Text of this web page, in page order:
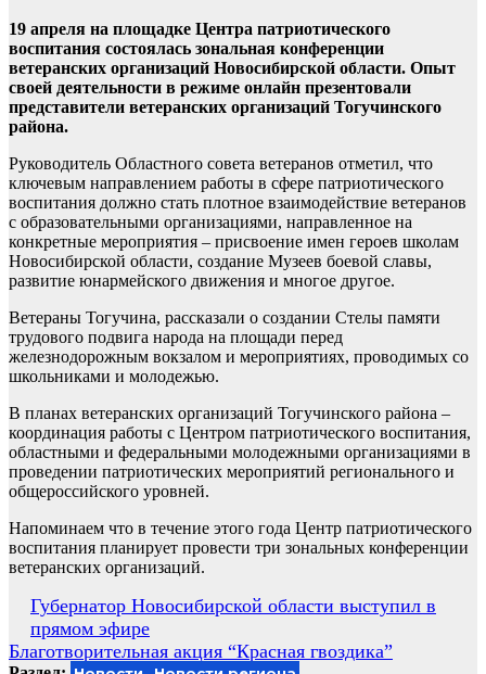
19 апреля на площадке Центра патриотического
воспитания состоялась зональная конференции
ветеранских организаций Новосибирской области. Опыт
своей деятельности в режиме онлайн презентовали
представители ветеранских организаций Тогучинского
района.
Руководитель Областного совета ветеранов отметил, что
ключевым направлением работы в сфере патриотического
воспитания должно стать плотное взаимодействие ветеранов
с образовательными организациями, направленное на
конкретные мероприятия – присвоение имен героев школам
Новосибирской области, создание Музеев боевой славы,
развитие юнармейского движения и многое другое.
Ветераны Тогучина, рассказали о создании Стелы памяти
трудового подвига народа на площади перед
железнодорожным вокзалом и мероприятиях, проводимых со
школьниками и молодежью.
В планах ветеранских организаций Тогучинского района –
координация работы с Центром патриотического воспитания,
областными и федеральными молодежными организациями в
проведении патриотических мероприятий регионального и
общероссийского уровней.
Напоминаем что в течение этого года Центр патриотического
воспитания планирует провести три зональных конференции
ветеранских организаций.
Навигация
по
записям
Губернатор Новосибирской области выступил в
прямом эфире
Благотворительная акция “Красная гвоздика”